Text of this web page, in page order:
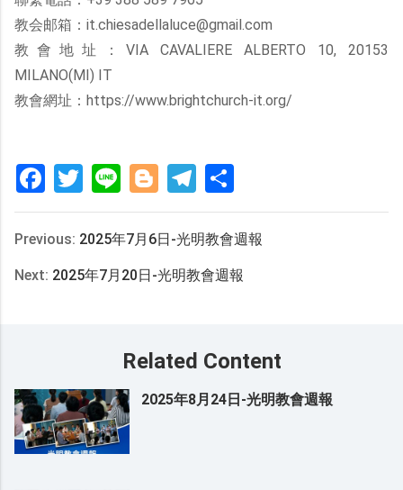
教会邮箱：it.chiesadellaluce@gmail.com
教會地址：VIA CAVALIERE ALBERTO 10, 20153
MILANO(MI) IT
教會網址：https://www.brightchurch-it.org/
FacebookTwitter Line Blogger Telegram
Previous: 2025年7月6日-光明教會週報
Next: 2025年7月20日-光明教會週報
Related Content
2025年8月24日-光明教會週報